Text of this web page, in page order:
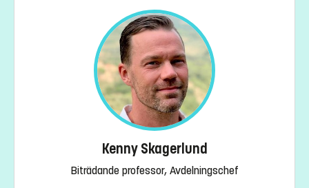
Kenny Skagerlund
Biträdande professor, Avdelningschef